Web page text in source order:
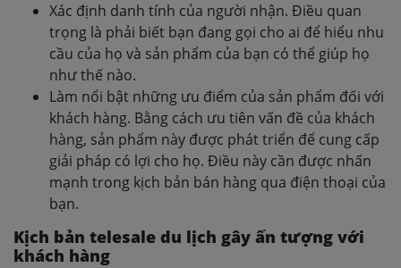
Xác định danh tính của người nhận. Điều quan
trọng là phải biết bạn đang gọi cho ai để hiểu nhu
cầu của họ và sản phẩm của bạn có thể giúp họ
như thế nào.
Làm nổi bật những ưu điểm của sản phẩm đối với
khách hàng. Bằng cách ưu tiên vấn đề của khách
hàng, sản phẩm này được phát triển để cung cấp
giải pháp có lợi cho họ. Điều này cần được nhấn
mạnh trong kịch bản bán hàng qua điện thoại của
bạn.
Kịch bản telesale du lịch gây ấn tượng với
khách hàng